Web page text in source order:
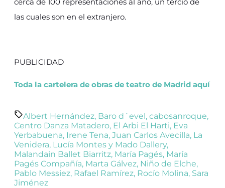
las cuales son en el extranjero.
PUBLICIDAD
Toda la cartelera de obras de teatro de Madrid aquí
Albert Hernández, Baro d´evel, cabosanroque,
Centro Danza Matadero, El Arbi El Harti, Eva
Yerbabuena, Irene Tena, Juan Carlos Avecilla, La
Venidera, Lucía Montes y Mado Dallery,
Malandain Ballet Biarritz, María Pagés, María
Pagés Compañía, Marta Gálvez, Niño de Elche,
Pablo Messiez, Rafael Ramírez, Rocío Molina, Sara
Jiménez